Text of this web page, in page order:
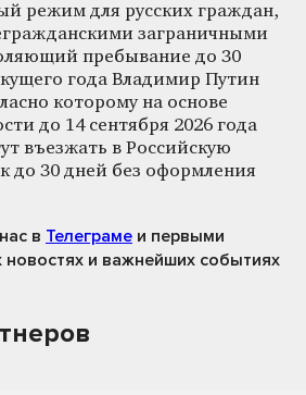
режим для русских граждан,
заграничными
пребывание до 30
года Владимир Путин
которому на основе
до 14 сентября 2026 года
въезжать в Российскую
до 30 дней без оформления
в Телеграме и первыми
новостях и важнейших событиях